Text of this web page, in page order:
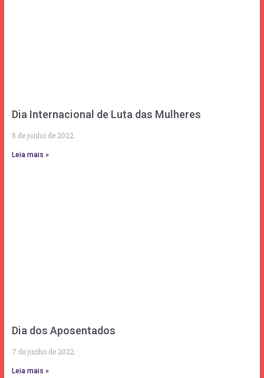
Dia Internacional de Luta das Mulheres
8 de junho de 2022
Leia mais »
Dia dos Aposentados
7 de junho de 2022
Leia mais »